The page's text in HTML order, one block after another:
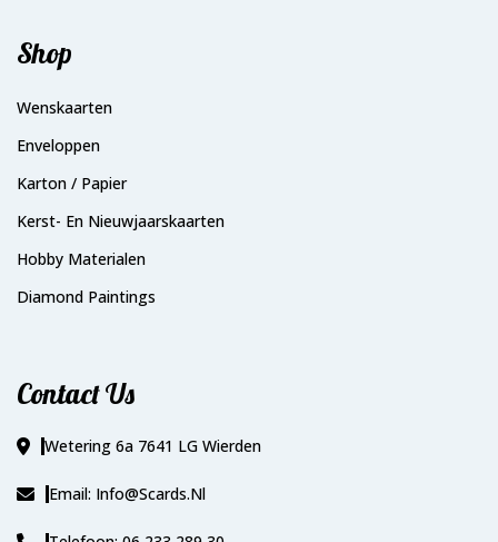
Shop
Wenskaarten
Enveloppen
Karton / Papier
Kerst- En Nieuwjaarskaarten
Hobby Materialen
Diamond Paintings
Contact Us
Wetering 6a 7641 LG Wierden
Email: Info@scards.nl